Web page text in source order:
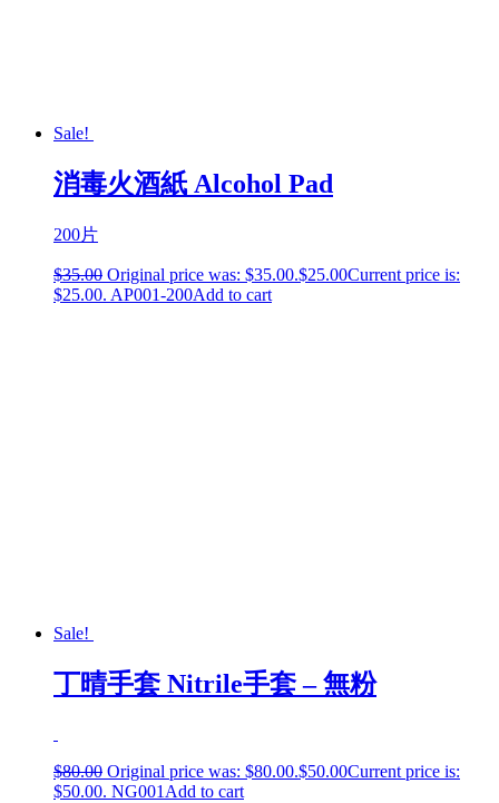
Sale!
消毒火酒紙 Alcohol Pad
200片
$35.00 Original price was: $35.00.$25.00Current price is:
$25.00. AP001-200Add to cart
Sale!
丁晴手套 Nitrile手套 – 無粉
$80.00 Original price was: $80.00.$50.00Current price is:
$50.00. NG001 Add to cart